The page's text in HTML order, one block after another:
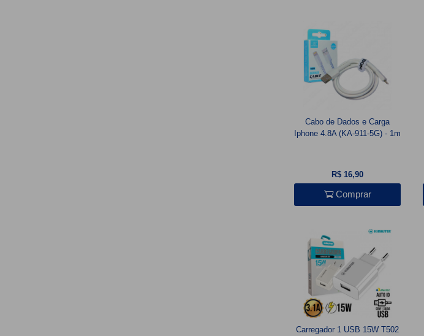
Cabo de Dados e Carga
Iphone 4.8A (KA-911-5G) - 1m
R$ 16,90
Comprar
Carregador 1 USB 15W T502